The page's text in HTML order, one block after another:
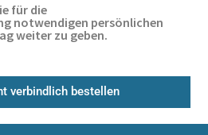
für die
notwendigen persönlichen
weiter zu geben.
verbindlich bestellen